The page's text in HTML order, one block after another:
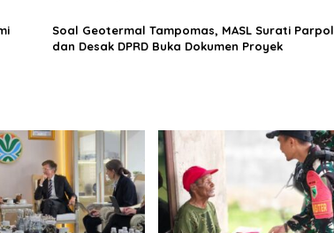
Soal Geotermal Tampomas, MASL Surati Parpol
dan Desak DPRD Buka Dokumen Proyek